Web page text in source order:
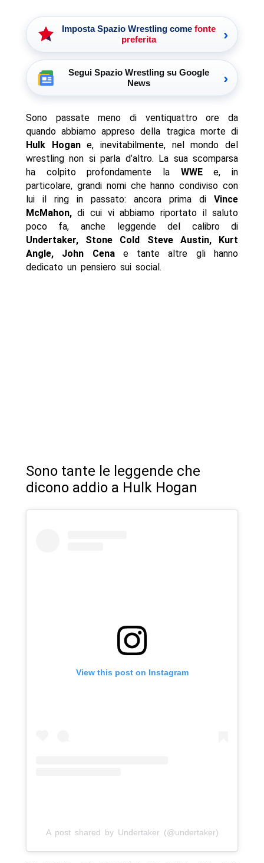
Imposta Spazio Wrestling come fonte
preferita
›
Segui Spazio Wrestling su Google
News
›
Sono passate meno di ventiquattro ore da
quando abbiamo appreso della tragica morte di
Hulk Hogane, inevitabilmente, nel mondo del
wrestling non si parla d’altro. La sua scomparsa
ha colpito profondamente la WWEe, in
particolare, grandi nomi che hanno condiviso con
lui il ring in passato: ancora prima diVince
McMahon,di cui vi abbiamo riportato il saluto
poco fa, anche leggende del calibro di
Undertaker, Stone Cold Steve Austin, Kurt
Angle, John Cenae tante altre gli hanno
dedicato un pensiero sui social.
Sono tante le leggende che
dicono addio a Hulk Hogan
View this post on Instagram
A post shared by Undertaker (@undertaker)